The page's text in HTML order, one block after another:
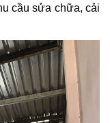
cầu sửa chữa, cải